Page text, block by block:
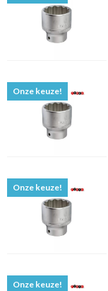
Onze keuze!
Onze keuze!
Onze keuze!